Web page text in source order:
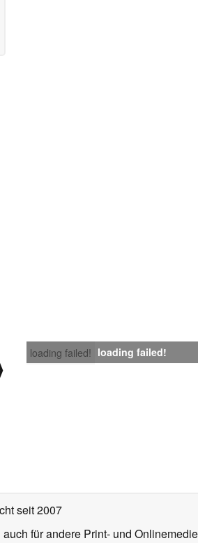
loading failed! loading failed!
seit 2007
für andere Print- und